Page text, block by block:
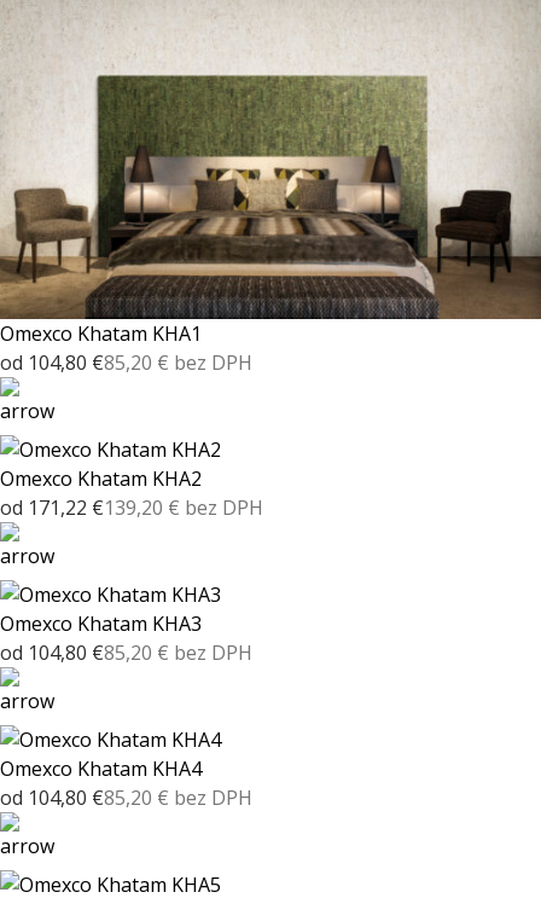
Omexco Khatam KHA1
od 104,80 €85,20 € bez DPH
Omexco Khatam KHA2
od 171,22 €139,20 € bez DPH
Omexco Khatam KHA3
od 104,80 €85,20 € bez DPH
Omexco Khatam KHA4
od 104,80 €85,20 € bez DPH